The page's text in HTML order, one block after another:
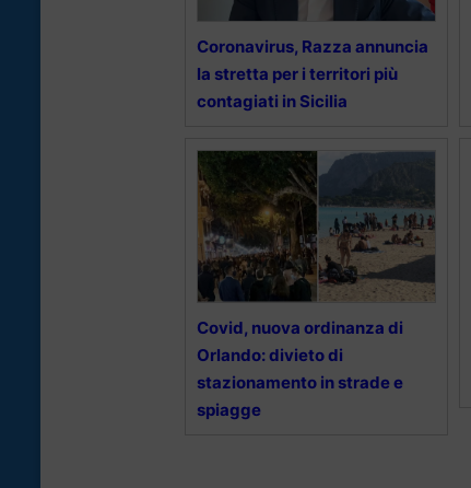
Coronavirus, Razza annuncia
la stretta per i territori più
contagiati in Sicilia
Covid, nuova ordinanza di
Orlando: divieto di
stazionamento in strade e
spiagge